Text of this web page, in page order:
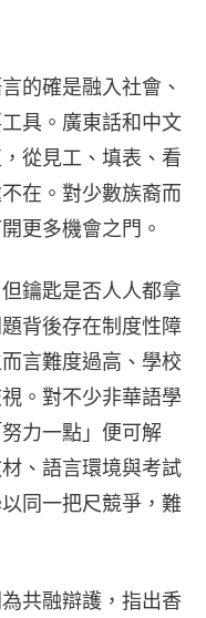
的確是融入社會、
具。廣東話和中文
從見工、填表、看
在。對少數族裔而
更多機會之門。
鑰匙是否人人都拿
背後存在制度性障
言難度過高、學校
。對不少非華語學
力一點」便可解
、語言環境與考試
同一把尺競爭，難
共融辯護，指出香